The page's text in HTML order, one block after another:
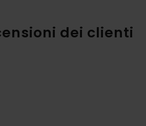
dei clienti